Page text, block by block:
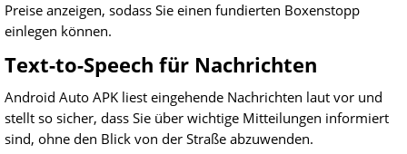
Preise anzeigen, sodass Sie einen fundierten Boxenstopp
einlegen können.
Text-to-Speech für Nachrichten
Android Auto APK liest eingehende Nachrichten laut vor und
stellt so sicher, dass Sie über wichtige Mitteilungen informiert
sind, ohne den Blick von der Straße abzuwenden.